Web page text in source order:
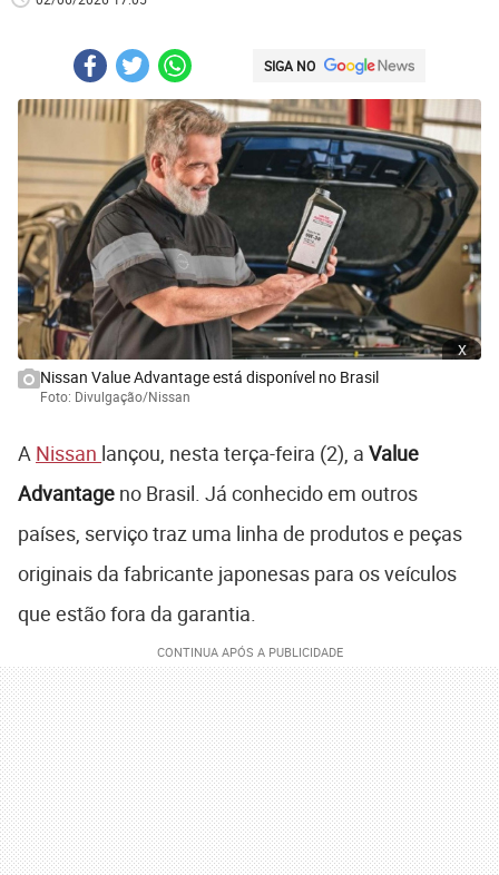
SIGA NO
x
Nissan Value Advantage está disponível no Brasil
Foto: Divulgação/Nissan
A Nissan lançou, nesta terça-feira (2), a Value
Advantage no Brasil. Já conhecido em outros
países, serviço traz uma linha de produtos e peças
originais da fabricante japonesas para os veículos
que estão fora da garantia.